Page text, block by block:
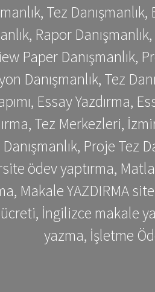
Tez
Rapor
Paper Danışmanlık,
Danışmanlık, Tez
Essay Yazdırma,
Tez Merkezleri,
Proje Tez
ödev yaptırma,
Makale YAZDIRMA
İngilizce makale
yazma, İşletme